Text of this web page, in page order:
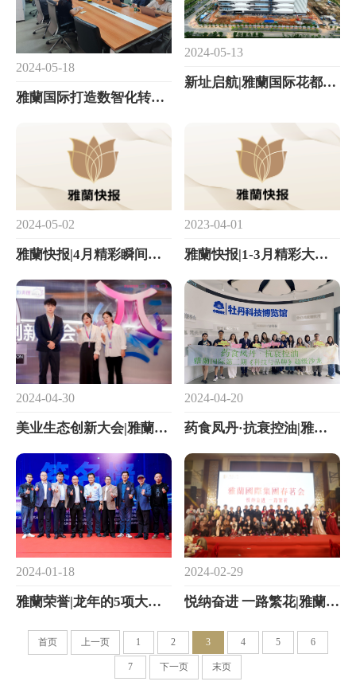
2024-05-18
雅蘭国际打造数智化转型标杆，建设实验室自动打样系统
2024-05-13
新址启航|雅蘭国际花都新址项目即将投产！
2024-05-02
雅蘭快报|4月精彩瞬间，每一帧都值得纪念
2023-04-01
雅蘭快报|1-3月精彩大放送，不看你就out了！
2024-04-30
美业生态创新大会|雅蘭国际荣获数智生态创新伙伴奖
2024-04-20
药食凤丹·抗衰控油|雅蘭国际第二期《科技与品牌》超级沙龙圆满落幕
2024-01-18
雅蘭荣誉|龙年的5项大奖，来自他们
2024-02-29
悦纳奋进 一路繁花|雅蘭國際2024春茗会圆满落幕
首页 上一页 1 2 3 4 5 6
7 下一页 末页